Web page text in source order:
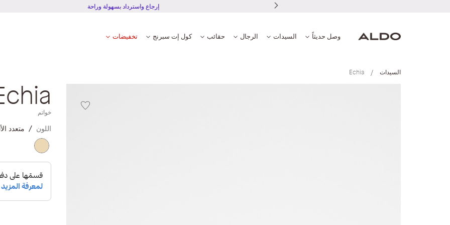
إرجاع واسترداد بسهولة وراحة
وصل حديثاً السيدات الرجال حقائب كول إت سبرنج تخفيضات
السيدات Echia
خواتم
اللون متعدد